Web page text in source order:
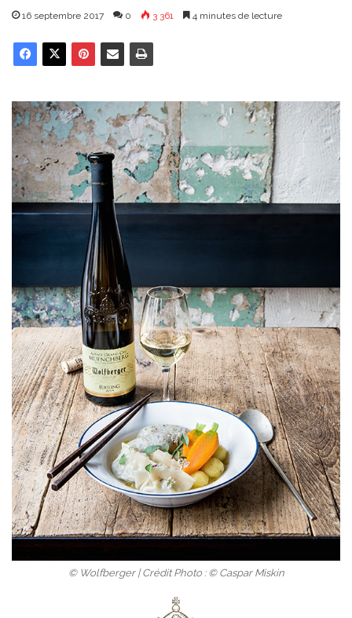
16 septembre 2017 0 3 361 4 minutes de lecture
© Wolfberger | Crédit Photo : © Caspar Miskin